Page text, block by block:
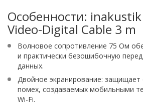
Особенности:
Video-Digital Cable 3 m
Волновое сопротивление 75 Ом
и практически безошибочную
данных.
Двойное экранирование: защищает
помех, создаваемых мобильными
Wi-Fi.